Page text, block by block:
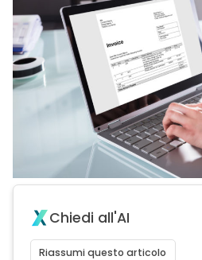
Chiedi all'AI
Riassumi questo articolo